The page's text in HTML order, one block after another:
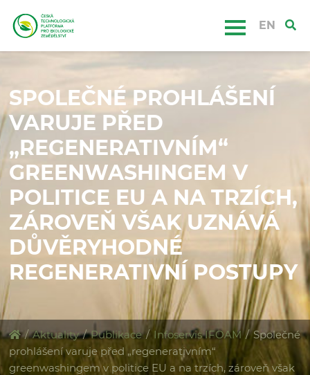
EN
SPOLEČNÉ PROHLÁŠENÍ
VARUJE PŘED
„REGENERATIVNÍM“
GREENWASHINGEM V
POLITICE EU A NA TRZÍCH,
ZÁROVEŇ VŠAK UZNÁVÁ
DŮVĚRYHODNÉ
REGENERATIVNÍ POSTUPY
/ Aktuality / Publikace / Infoservis IFOAM / Společné
prohlášení varuje před „regenerativním“
greenwashingem v politice EU a na trzích, zároveň však